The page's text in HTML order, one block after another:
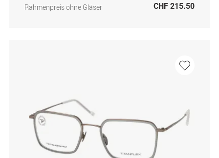
Rahmenpreis ohne Gläser
CHF 215.50